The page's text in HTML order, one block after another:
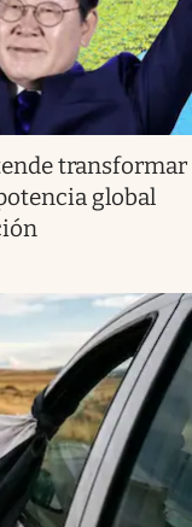
transformar
global